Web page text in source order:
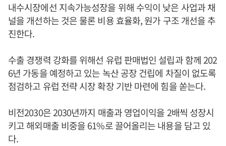
내수시장에선 지속가능성장을 위해 수익이 낮은 사업과 채
널을 개선하는 것은 물론 비용 효율화, 원가 구조 개선을 추
진한다.
수출 경쟁력 강화를 위해선 유럽 판매법인 설립과 함께 202
6년 가동을 예정하고 있는 녹산 공장 건립에 차질이 없도록
점검하고 유럽 전략 시장 확장 기반 마련에 힘을 쏟는다.
비전2030은 2030년까지 매출과 영업이익을 2배씩 성장시
키고 해외매출 비중을 61%로 끌어올리는 내용을 담고 있
다.